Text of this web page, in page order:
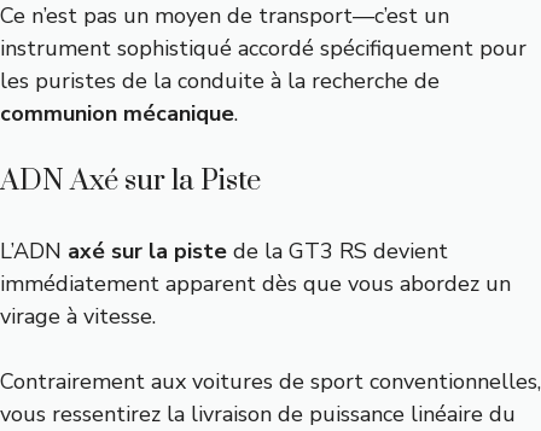
Ce n’est pas un moyen de transport—c’est un
instrument sophistiqué accordé spécifiquement pour
les puristes de la conduite à la recherche de
communion mécanique.
ADN Axé sur la Piste
L’ADN axé sur la piste de la GT3 RS devient
immédiatement apparent dès que vous abordez un
virage à vitesse.
Contrairement aux voitures de sport conventionnelles,
vous ressentirez la livraison de puissance linéaire du